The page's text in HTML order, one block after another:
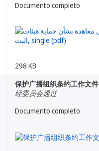
Documento completo
298 KB
保护广播组织条约工作文件
经委员会通过
Documento completo